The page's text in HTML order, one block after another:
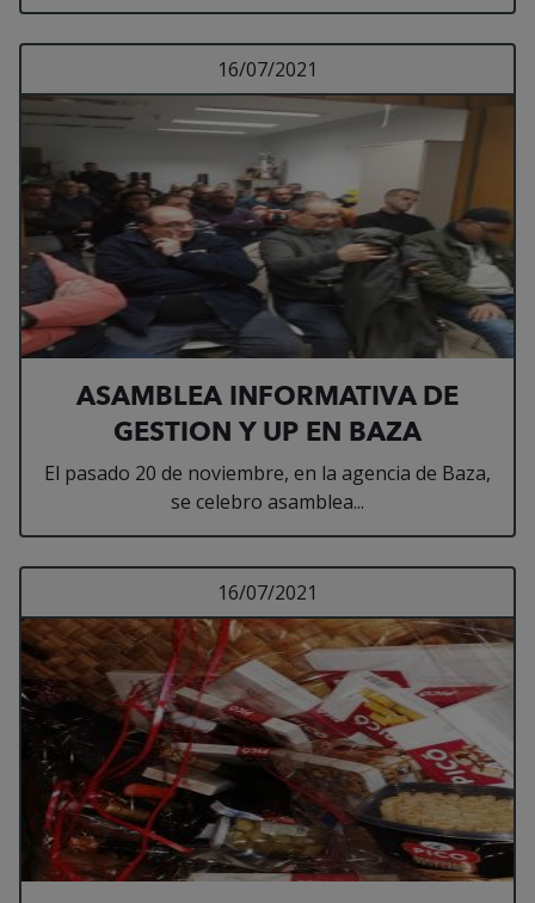
16/07/2021
ASAMBLEA INFORMATIVA DE
GESTION Y UP EN BAZA
El pasado 20 de noviembre, en la agencia de Baza,
se celebro asamblea...
Leer más sobre
16/07/2021Leer más sobre